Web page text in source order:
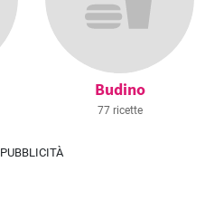
Budino
77 ricette
PUBBLICITÀ